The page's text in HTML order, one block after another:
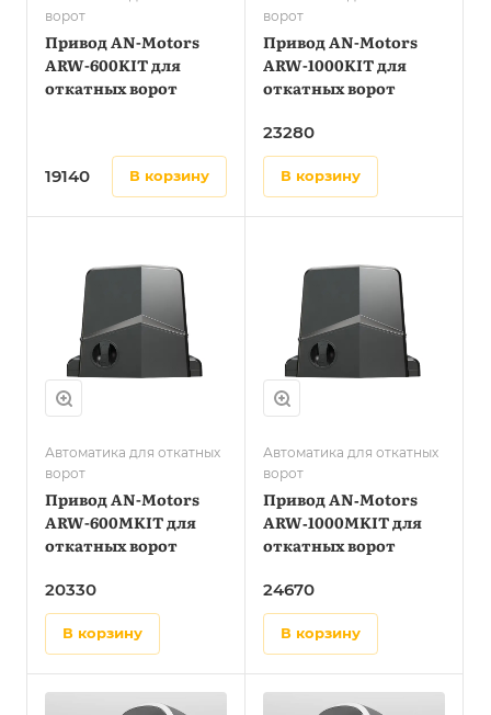
ворот
Привод AN-Motors
ARW-600KIT для
откатных ворот
19140 в корзину
ворот
Привод AN-Motors
ARW-1000KIT для
откатных ворот
23280
в корзину
Автоматика для откатных
ворот
Привод AN-Motors
ARW-600MKIT для
откатных ворот
20330
в корзину
Автоматика для откатных
ворот
Привод AN‑Motors
ARW‑1000MKIT для
откатных ворот
24670
в корзину